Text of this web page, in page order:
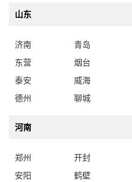
山东
济南 青岛
东营
烟台
泰安
威海
德州
聊城
河南
郑州 开封
安阳
鹤壁